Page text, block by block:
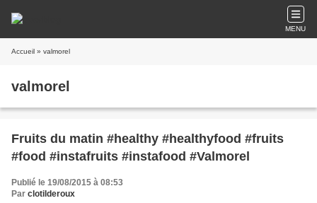
MENU
Accueil » valmorel
valmorel
Fruits du matin #healthy #healthyfood #fruits
#food #instafruits #instafood #Valmorel
Publié le 19/08/2015 à 08:53
Par clotilderoux